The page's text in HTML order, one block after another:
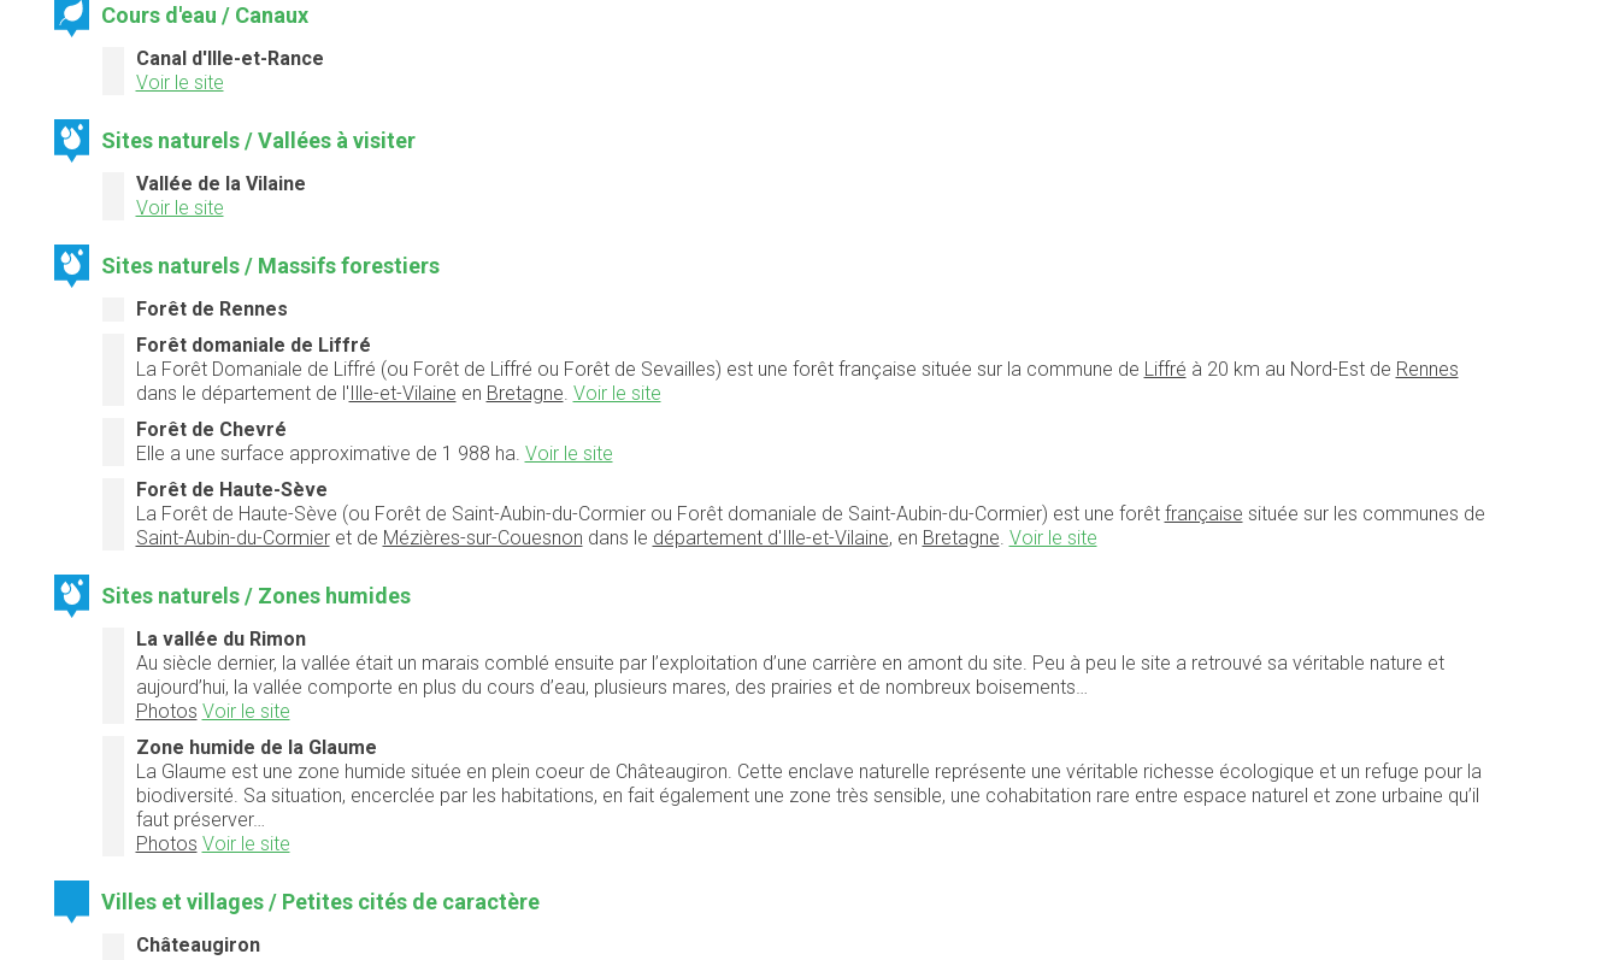
Cours d'eau / Canaux
Canal d'Ille-et-Rance
Voir le site
Sites naturels / Vallées à visiter
Vallée de la Vilaine
Voir le site
Sites naturels / Massifs forestiers
Forêt de Rennes
Forêt domaniale de Liffré
La Forêt Domaniale de Liffré (ou Forêt de Liffré ou Forêt de Sevailles) est une forêt française située sur la commune de Liffré à 20 km au Nord-Est de Rennes
dans le département de l'Ille-et-Vilaine en Bretagne Voir le site
Forêt de Chevré
Elle a une surface approximative de 1 988 ha. Voir le site
Forêt de Haute-Sève
La Forêt de Haute-Sève (ou Forêt de Saint-Aubin-du-Cormierou Forêt domaniale de Saint-Aubin-du-Cormier) est une forêt française située sur les communes de
Saint-Aubin-du-Cormieret de Mézières-sur-Couesnon dans le département d'Ille-et-Vilaine, en Bretagne Voir le site
Sites naturels / Zones humides
La vallée du Rimon
Au siècle dernier, la vallée était un marais comblé ensuite par l’exploitation d’une carrière en amont du site. Peu à peu le site a retrouvé sa véritable nature et
aujourd’hui, la vallée comporte en plus du cours d’eau, plusieurs mares, des prairies et de nombreux boisements…
Photos Voir le site
Zone humide de la Glaume
La Glaume est une zone humide située en plein coeur de Châteaugiron. Cette enclave naturelle représente une véritable richesse écologique et un refuge pour la
biodiversité. Sa situation, encerclée par les habitations, en fait également une zone très sensible, une cohabitation rare entre espace naturel et zone urbaine qu’il
faut préserver…
Photos Voir le site
Villes et villages / Petites cités de caractère
Châteaugiron